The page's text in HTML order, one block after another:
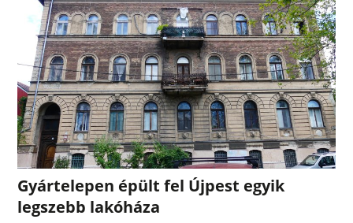
Gyártelepen épült fel Újpest egyik
legszebb lakóháza